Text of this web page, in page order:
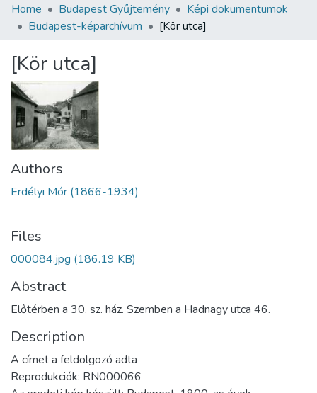
Communities & Collections
Statistics
About us
Home Budapest Gyűjtemény
Képi dokumentumok
Budapest-képarchívum
[Kör utca]
[Kör utca]
Authors
Erdélyi Mór (1866-1934)
Files
000084.jpg (186.19 KB)
Abstract
Előtérben a 30. sz. ház. Szemben a Hadnagy utca 46.
Description
A címet a feldolgozó adta
Reprodukciók: RN000066